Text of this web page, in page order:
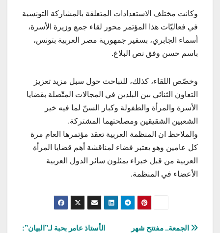
وكانت مختلف الاستعدادات المتعلقة بالمشاركة التونسية
في فعاليّات هذا المؤتمر محور لقاء جمع وزيرة الأسرة،
أسماء الجابري، بسفير جمهورية مصر العربية بتونس،
باسم حسن وفق نص البلاغ.
وخصّص اللقاء، كذلك، للتباحث حول سبل مزيد تعزيز
التعاون الثنائي بين البلدين في المجالات المتّصلة بقضايا
الأسرة والمرأة والطفولة وكبار السنّ لما فيه خير
الشعبين الشقيقين ومصلحتهما المشتركة.
والملاحظ ان المنظمة العربية تعقد مؤتمرها العام مرة
كل عامين وهو يعتبر فضاء لمناقشة أهم قضايا المرأة
العربية من قبل خبراء يمثلون سائر الدول العربية
الأعضاء في المنظمة.
الأستاذ عامر بحبة لـ”البيان”:
الجمعة.. مفتتح شهر